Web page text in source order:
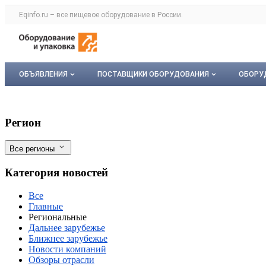
Раздел навигации по сайту eqinfo.ru
Eqinfo.ru – все пищевое оборудование в России.
Авторизация и меню пользователя
Навигация по разделам сайта eqinfo.ru
ОБЪЯВЛЕНИЯ
Мои объявления
ПОСТАВЩИКИ ОБОРУДОВАНИЯ
Платное размещение
Контроль ввоза оплодотворенной
Фильтры
Регион
Все регионы
Категория новостей
Все
Главные
Региональные
Дальнее зарубежье
Ближнее зарубежье
Новости компаний
Обзоры отрасли